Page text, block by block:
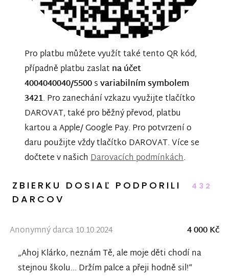
Pro platbu můžete využít také tento QR kód,
případně platbu zaslat na účet
4004040040/5500svariabilním symbolem
3421. Pro zanechání vzkazu využijte tlačítko
DAROVAT, také pro běžný převod, platbu
kartou a Apple/ Google Pay. Pro potvrzení o
daru použijte vždy tlačítko DAROVAT. Více se
dočtete v našichDarovacích podmínkách.
ZBIERKU DOSIAĽ PODPORILI 432
DARCOV
Anonymný darca 10.10.2024
4 000 Kč
„Ahoj Klárko, neznám Tě, ale moje děti chodí na
stejnou školu... Držím palce a přeji hodně sil!“